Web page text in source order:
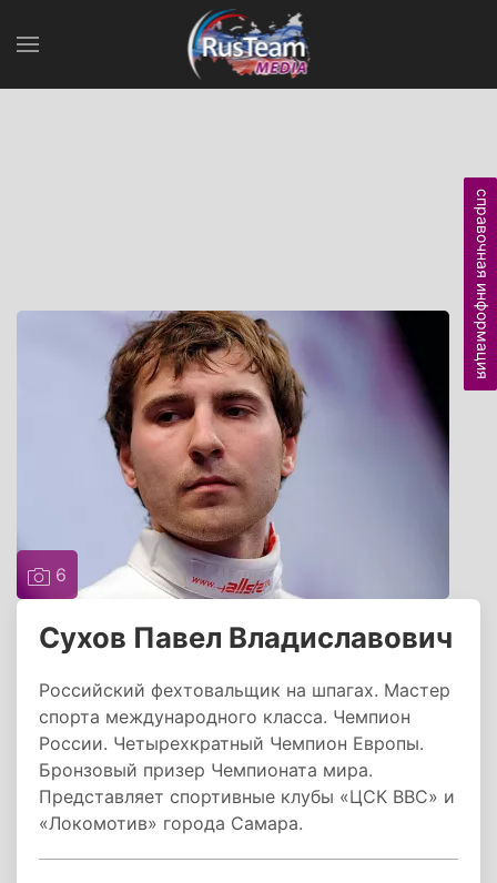
6
Сухов Павел Владиславович
Российский фехтовальщик на шпагах. Мастер
спорта международного класса. Чемпион
России. Четырехкратный Чемпион Европы.
Бронзовый призер Чемпионата мира.
Представляет спортивные клубы «ЦСК ВВС» и
«Локомотив» города Самара.
справочная информация